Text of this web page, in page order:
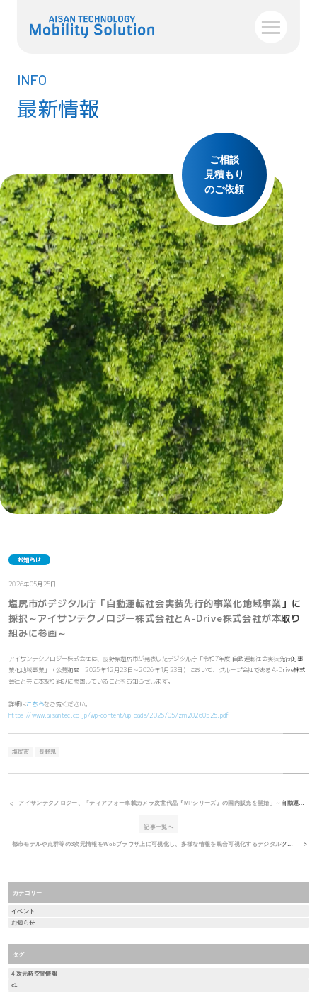
INFO
最新情報
ご相談
見積もり
のご依頼
お知らせ
2026年05月25日
塩尻市がデジタル庁「自動運転社会実装先行的事業化地域事業」に
採択～アイサンテクノロジー株式会社とA-Drive株式会社が本取り
組みに参画～
アイサンテクノロジー株式会社は、長野県塩尻市が発表したデジタル庁「令和7年度 自動運転社会実装先行的事
業化地域事業」（公募期間：2025年12月23日～2026年1月23日）において、グループ会社であるA-Drive株式
会社と共に本取り組みに参画していることをお知らせします。
詳細はこちらをご覧ください。
https://www.aisantec.co.jp/wp-content/uploads/2026/05/zm20260525.pdf
塩尻市 長野県
アイサンテクノロジー、「ティアフォー車載カメラ次世代品『MPシリーズ』の国内販売を開始」～自動運転レベル4に最適化した量産向け車載カメラ～
記事一覧へ
都市モデルや点群等の3次元情報をWebブラウザ上に可視化し、多様な情報を統合可視化するデジタルツイン基盤「DEXIO(デクシオ)」発売決定のお知らせ
カテゴリー
イベント
お知らせ
タグ
4 次元時空間情報
c1